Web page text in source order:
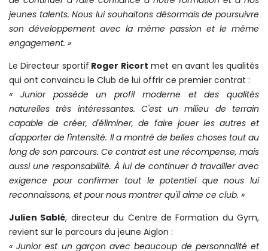
jeunes talents. Nous lui souhaitons désormais de poursuivre
son développement avec la même passion et le même
engagement. »
Le Directeur sportif Roger Ricort met en avant les qualités
qui ont convaincu le Club de lui offrir ce premier contrat :
« Junior possède un profil moderne et des qualités
naturelles très intéressantes. C'est un milieu de terrain
capable de créer, d'éliminer, de faire jouer les autres et
d'apporter de l'intensité. Il a montré de belles choses tout au
long de son parcours. Ce contrat est une récompense, mais
aussi une responsabilité. À lui de continuer à travailler avec
exigence pour confirmer tout le potentiel que nous lui
reconnaissons, et pour nous montrer qu'il aime ce club. »
Julien Sablé, directeur du Centre de Formation du Gym,
revient sur le parcours du jeune Aiglon :
« Junior est un garçon avec beaucoup de personnalité et